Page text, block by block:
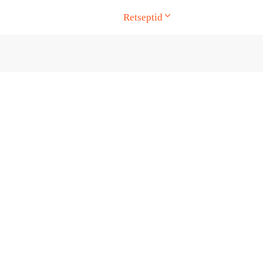
Retseptid
Touch device users, explore by touch or with swipe